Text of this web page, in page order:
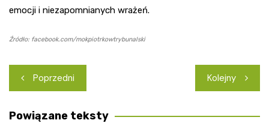
emocji i niezapomnianych wrażeń.
Źródło: facebook.com/mokpiotrkowtrybunalski
Nawigacja
wpisu
Poprzedni Kolejny
Powiązane teksty